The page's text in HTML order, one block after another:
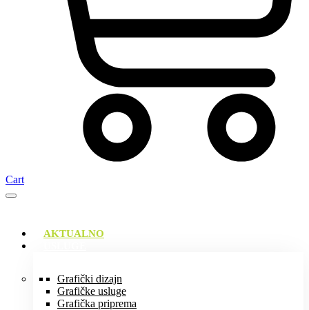
Cart
AKTUALNO
Grafički dizajn
Grafičke usluge
Grafička priprema